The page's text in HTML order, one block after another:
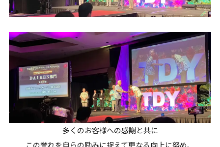
多くのお客様への感謝と共に
この誉れを自らの励みに捉えて更なる向上に努め、